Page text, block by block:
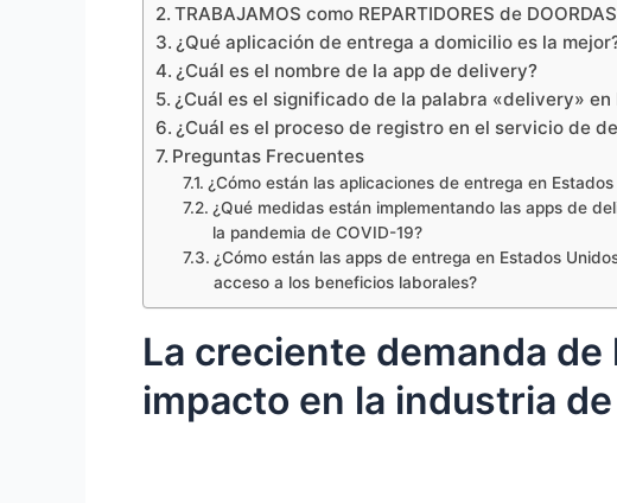
TRABAJAMOS como REPARTIDORES de
¿Qué aplicación de entrega a domicilio es la
¿Cuál es el nombre de la app de delivery?
¿Cuál es el significado de la palabra «delivery» en
¿Cuál es el proceso de registro en el servicio de
Preguntas Frecuentes
¿Cómo están las aplicaciones de entrega en
¿Qué medidas están implementando las apps de
la pandemia de COVID-19?
¿Cómo están las apps de entrega en Estados
acceso a los beneficios laborales?
La creciente demanda
impacto en la industria